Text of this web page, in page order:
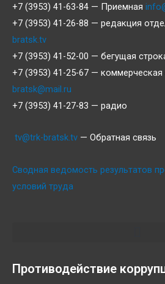
+7 (3953) 41-63-84 — Приемная
+7 (3953) 41-26-88 — редакция
bratsk.tv
+7 (3953) 41-52-00 — бегущая
+7 (3953) 41-25-67 — коммерческая
bratsk@mail.ru
+7 (3953) 41-27-83 — радио
tv@trk-bratsk.tv — Обратная связь
Сводная ведомость результатов
условий труда
Противодействие